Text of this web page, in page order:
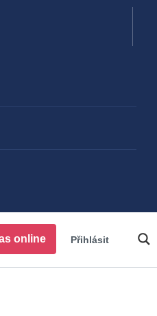
+ svátek 6.7. FAMILY
online Přihlásit